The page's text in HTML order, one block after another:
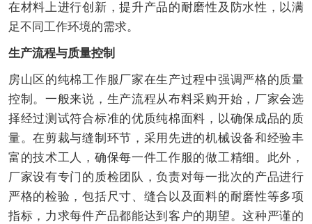
在材料上进行创新，提升产品的耐磨性及防水性，以满
足不同工作环境的需求。
生产流程与质量控制
房山区的纯棉工作服厂家在生产过程中强调严格的质量
控制。一般来说，生产流程从布料采购开始，厂家会选
择经过测试符合标准的优质纯棉面料，以确保成品的质
量。在剪裁与缝制环节，采用先进的机械设备和经验丰
富的技术工人，确保每一件工作服的做工精细。此外，
厂家设有专门的质检团队，负责对每一批次的产品进行
严格的检验，包括尺寸、缝合以及面料的耐磨性等多项
指标，力求每件产品都能达到客户的期望。这种严谨的